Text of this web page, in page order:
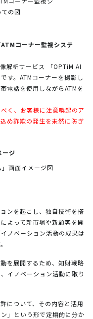
コーナー監視システ
解析サービス 「OPTiM AI
す。ATMコーナーを撮影し
電話を使用しながらATMを
く、お客様に注意喚起のア
め詐欺の発生を未然に防ぎ
ージ
ンを起こし、独自技術を搭
よって新市場や新顧客を開
ノベーション活動の成果は
を展開するため、知財戦略
イノベーション活動に取り
について、その内容と活用
」という形で定期的に分か